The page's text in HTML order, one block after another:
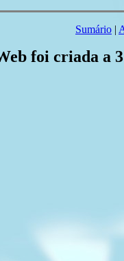
Sumário |
foi criada a